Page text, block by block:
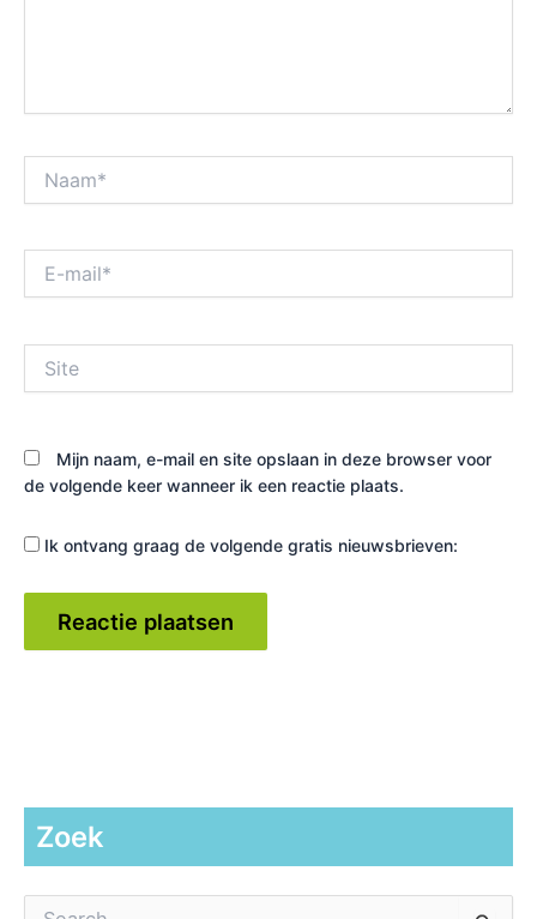
mail*
Mijn naam, e-mail en site opslaan in deze browser voor
de volgende keer wanneer ik een reactie plaats.
Ik ontvang graag de volgende gratis nieuwsbrieven:
Zoek